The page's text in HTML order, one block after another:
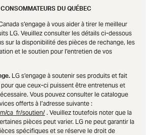
DU QUÉBEC
s’engage à vous aider à tirer le meilleur
LG. Veuillez consulter les détails ci-dessous
sur la disponibilité des pièces de rechange, les
et le soutien pour l’entretien de vos
LG s’engage à soutenir ses produits et fait
que ceux-ci puissent être entretenus et
Vous pouvez consulter le catalogue
offerts à l’adresse suivante :
ca_fr/soutien/ . Veuillez toutefois noter que la
pièces peut varier. LG ne peut garantir la
spécifiques et se réserve le droit de